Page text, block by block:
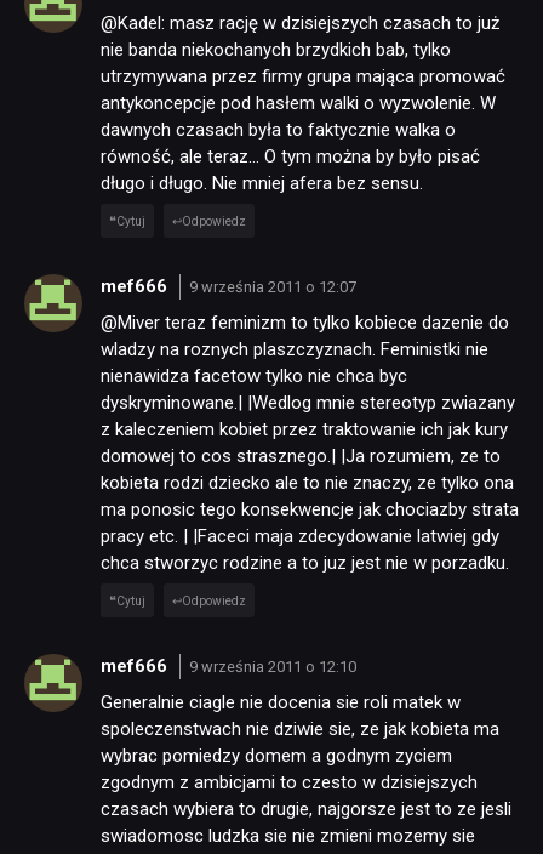
@Kadel: masz rację w dzisiejszych czasach to już
nie banda niekochanych brzydkich bab, tylko
utrzymywana przez firmy grupa mająca promować
antykoncepcje pod hasłem walki o wyzwolenie. W
dawnych czasach była to faktycznie walka o
równość, ale teraz… O tym można by było pisać
długo i długo. Nie mniej afera bez sensu.
Cytuj Odpowiedz
mef666 9 września 2011 o 12:07
@Miver teraz feminizm to tylko kobiece dazenie do
wladzy na roznych plaszczyznach. Feministki nie
nienawidza facetow tylko nie chca byc
dyskryminowane.| |Wedlog mnie stereotyp zwiazany
z kaleczeniem kobiet przez traktowanie ich jak kury
domowej to cos strasznego.| |Ja rozumiem, ze to
kobieta rodzi dziecko ale to nie znaczy, ze tylko ona
ma ponosic tego konsekwencje jak chociazby strata
pracy etc. | |Faceci maja zdecydowanie latwiej gdy
chca stworzyc rodzine a to juz jest nie w porzadku.
Cytuj Odpowiedz
mef666 9 września 2011 o 12:10
Generalnie ciagle nie docenia sie roli matek w
spoleczenstwach nie dziwie sie, ze jak kobieta ma
wybrac pomiedzy domem a godnym zyciem
zgodnym z ambicjami to czesto w dzisiejszych
czasach wybiera to drugie, najgorsze jest to ze jesli
swiadomosc ludzka sie nie zmieni mozemy sie